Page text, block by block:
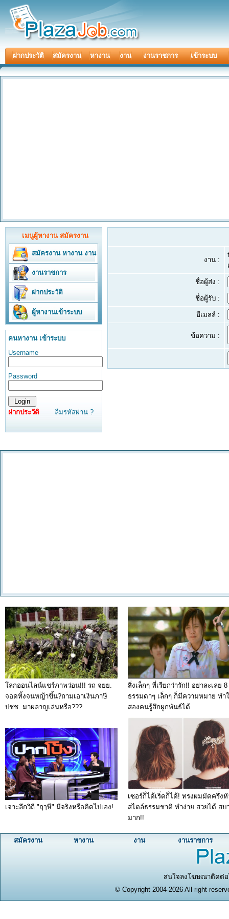
ฝากประวัติ สมัครงาน หางาน งาน งานราชการ เข้าระบบ
งาน :
ชื่อผู้ส่ง :
ชื่อผู้รับ :
อีเมลล์ :
ข้อความ :
เมนูผู้หางาน สมัครงาน
สมัครงาน หางาน งาน
งานราชการ
ฝากประวัติ
ผู้หางานเข้าระบบ
คนหางาน เข้าระบบ
Username
Password
ฝากประวัติ ลืมรหัสผ่าน ?
โลกออนไลน์แชร์ภาพว่อน!!! รถ จยย.
จอดทิ้งจนหญ้าขึ้น?ถามเอาเงินภาษี
ปชช. มาผลาญเล่นหรือ???
สิ่งเล็กๆ ที่เรียกว่ารัก!! อย่าละเลย 8
ธรรมดาๆ เล็กๆ ก็มีความหมาย ทำ
สองคนรู้สึกผูกพันธ์ได้
เจาะลึกวิถี "ฤๅษี" มีจริงหรือคิดไปเอง!
เซอร์ก็ได้เริ่ดก็ได้! ทรงผมมัดครึ่งหั
สไตล์ธรรมชาติ ทำง่าย สวยได้ สบ
มาก!!
สมัครงาน หางาน งาน งานราชการ
สนใจลงโฆษณาติดต่อ
© Copyright 2004-2026 All right